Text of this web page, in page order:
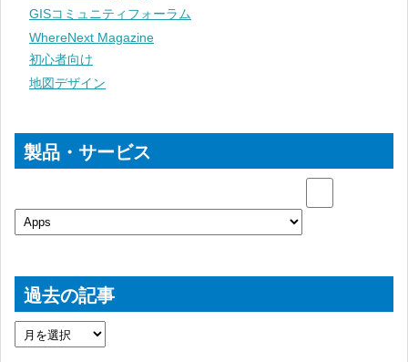
GISコミュニティフォーラム
WhereNext Magazine
初心者向け
地図デザイン
製品・サービス
過去の記事